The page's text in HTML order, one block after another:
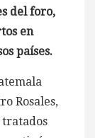
del foro,
en
países.
Rosales,
tratados